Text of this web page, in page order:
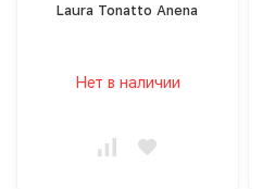
Laura Tonatto Anena
Нет в наличии